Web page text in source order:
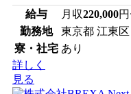
給与
月収220,000
勤務地
東京都 江東区
寮・社宅 あり
詳しく
見る